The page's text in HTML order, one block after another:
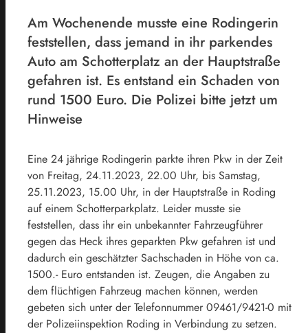
Am Wochenende musste eine Rodingerin
feststellen, dass jemand in ihr parkendes
Auto am Schotterplatz an der Hauptstraße
gefahren ist. Es entstand ein Schaden von
rund 1500 Euro. Die Polizei bitte jetzt um
Hinweise
Eine 24 jährige Rodingerin parkte ihren Pkw in der Zeit
von Freitag, 24.11.2023, 22.00 Uhr, bis Samstag,
25.11.2023, 15.00 Uhr, in der Hauptstraße in Roding
auf einem Schotterparkplatz. Leider musste sie
feststellen, dass ihr ein unbekannter Fahrzeugführer
gegen das Heck ihres geparkten Pkw gefahren ist und
dadurch ein geschätzter Sachschaden in Höhe von ca.
1500.- Euro entstanden ist. Zeugen, die Angaben zu
dem flüchtigen Fahrzeug machen können, werden
gebeten sich unter der Telefonnummer 09461/9421-0 mit
der Polizeiinspektion Roding in Verbindung zu setzen.